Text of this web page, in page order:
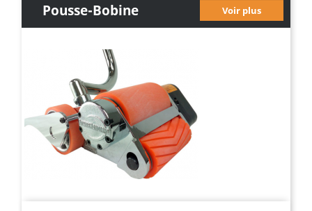
Pousse-Bobine
Pneumatique
Voir plus